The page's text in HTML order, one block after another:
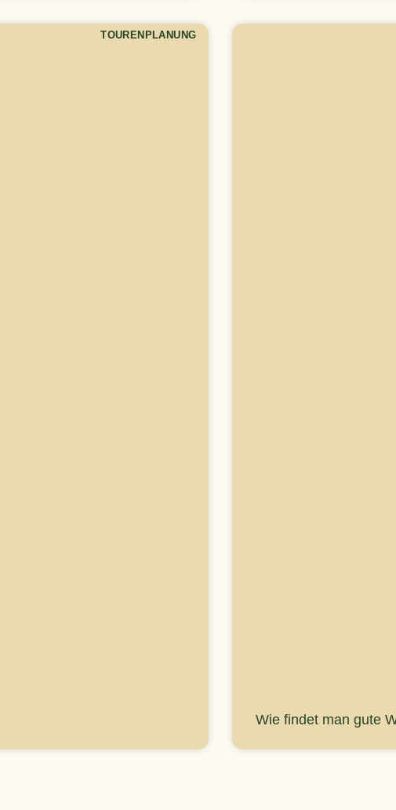
TOURENPLANUNG
Wie findet man gute